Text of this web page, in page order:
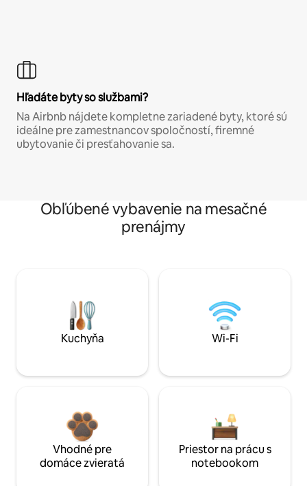
Hľadáte byty so službami?
Na Airbnb nájdete kompletne zariadené byty, ktoré sú
ideálne pre zamestnancov spoločností, firemné
ubytovanie či presťahovanie sa.
Obľúbené vybavenie na mesačné
prenájmy
Kuchyňa Wi-Fi
Vhodné pre
domáce zvieratá
Priestor na prácu s
notebookom